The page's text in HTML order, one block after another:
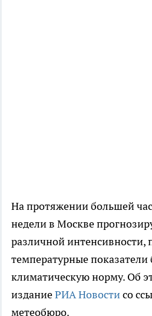
На протяжении большей
недели в Москве
различной интенсивности,
температурные
климатическую норму. Об
изданиеРИА Новостисо
метеобюро.